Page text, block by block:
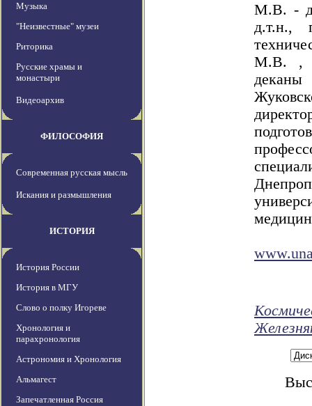
Музыка
"Неизвестные" музеи
Риторика
Русские храмы и
монастыри
Видеоархив
ФИЛОСОФИЯ
Современная русская мысль
Искания и размышления
ИСТОРИЯ
История России
История в МГУ
Слово о полку Игореве
Хронология и
парахронология
Астрономия и Хронология
Альмагест
Запечатленная Россия
М.В. -
д.т.н.,
М.В. ,